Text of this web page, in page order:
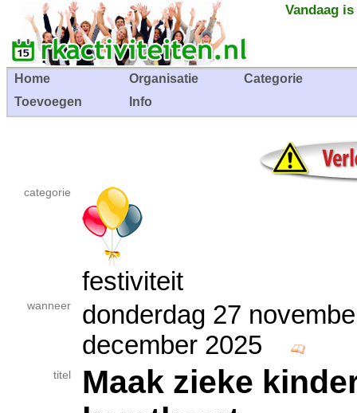
Vandaag
Home Organisatie
Categorie
Toevoegen
Info
categorie
festiviteit
wanneer
donderdag 27
december 2025
titel
Maak zieke